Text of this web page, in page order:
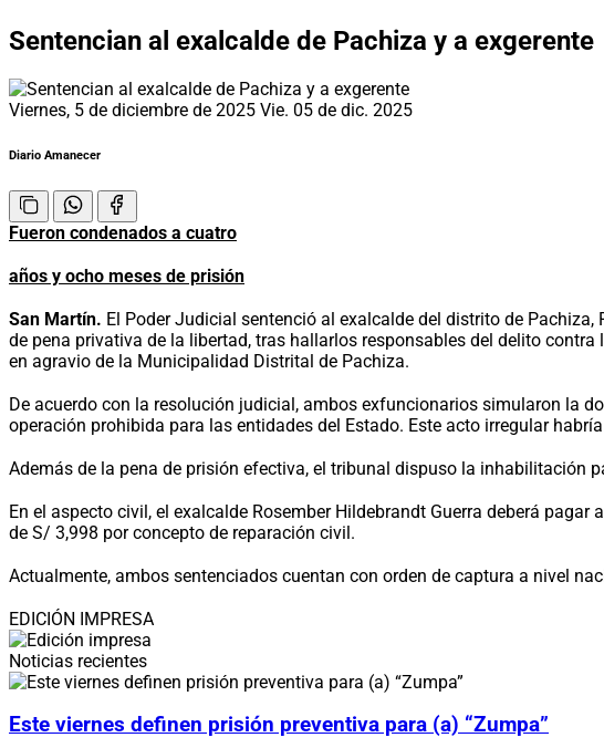
Sentencian al exalcalde de Pachiza y a exgerente
Viernes, 5 de diciembre de 2025 Vie. 05 de dic. 2025
Diario Amanecer
Fueron condenados a cuatro
años y ocho meses de prisión
San Martín. El Poder Judicial sentenció al exalcalde del distrito de
de pena privativa de la libertad, tras hallarlos responsables del delito
en agravio de la Municipalidad Distrital de Pachiza.
De acuerdo con la resolución judicial, ambos exfuncionarios simularon la
operación prohibida para las entidades del Estado. Este acto irregular
Además de la pena de prisión efectiva, el tribunal dispuso la inhabilitación
En el aspecto civil, el exalcalde Rosember Hildebrandt Guerra deberá
de S/ 3,998 por concepto de reparación civil.
Actualmente, ambos sentenciados cuentan con orden de captura a nivel
EDICIÓN IMPRESA
Noticias recientes
Este viernes definen prisión preventiva para (a) “Zumpa”